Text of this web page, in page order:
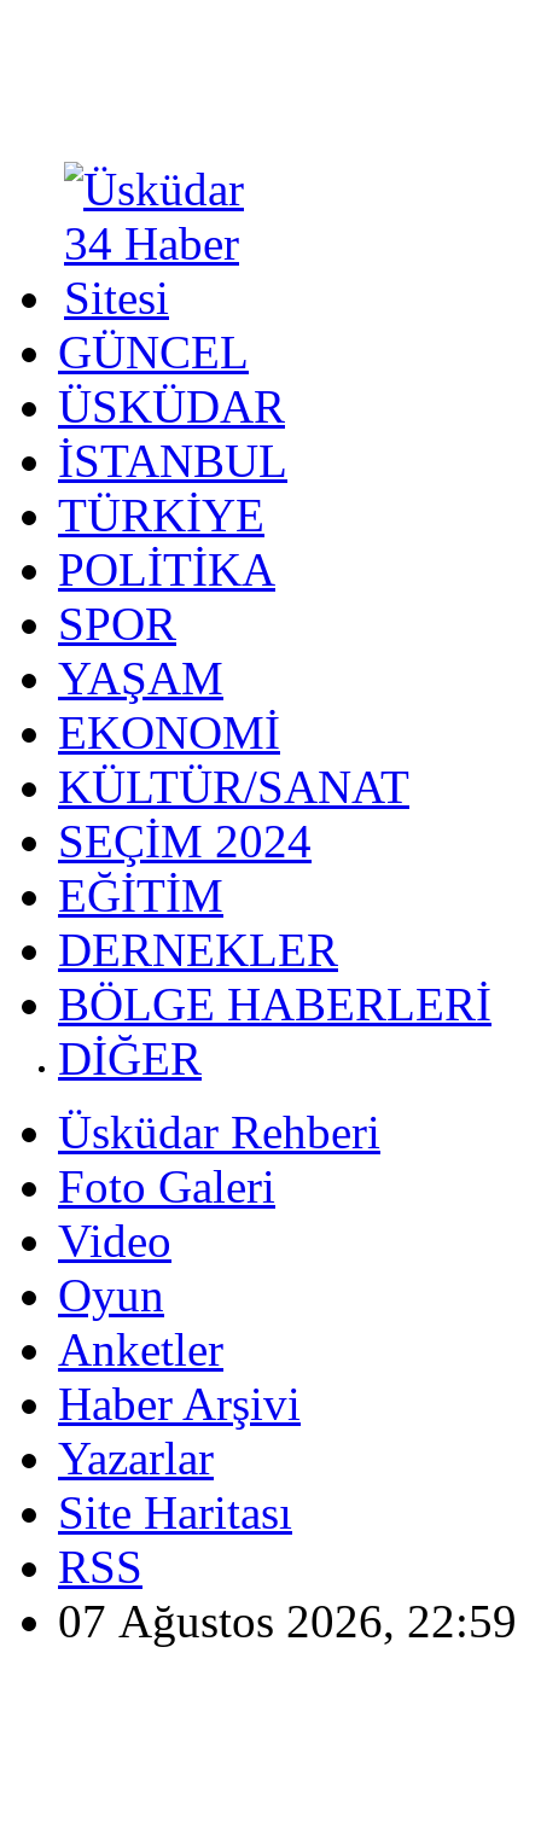
GÜNCEL
ÜSKÜDAR
İSTANBUL
TÜRKİYE
POLİTİKA
SPOR
YAŞAM
EKONOMİ
KÜLTÜR/SANAT
SEÇİM 2024
EĞİTİM
DERNEKLER
BÖLGE HABERLERİ
DİĞER
Üsküdar Rehberi
Foto Galeri
Video
Oyun
Anketler
Haber Arşivi
Yazarlar
Site Haritası
RSS
07 Ağustos 2026, 22:59